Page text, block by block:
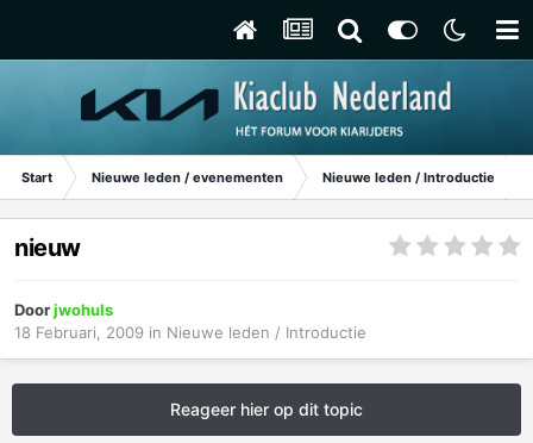
Start Nieuwe leden / evenementen Nieuwe leden / Introductie
nieuw
Doorjwohuls
18 Februari, 2009 in Nieuwe leden / Introductie
Reageer hier op dit topic